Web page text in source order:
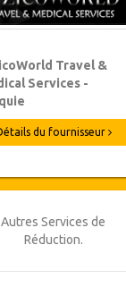
Travel &
Services -
du fournisseur
Autres Services de
Réduction.